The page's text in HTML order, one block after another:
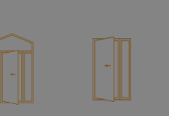
couleur Gris 7039
satiné.